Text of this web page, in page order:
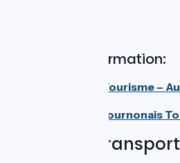
Tourismusinformation:
Plein Cœur Tourisme –
Hermitage Tournonais
Züge und